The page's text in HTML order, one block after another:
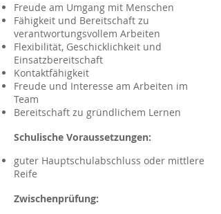
Freude am Umgang mit Menschen
Fähigkeit und Bereitschaft zu
verantwortungsvollem Arbeiten
Flexibilität, Geschicklichkeit und
Einsatzbereitschaft
Kontaktfähigkeit
Freude und Interesse am Arbeiten im
Team
Bereitschaft zu gründlichem Lernen
Schulische Voraussetzungen:
guter Hauptschulabschluss oder mittlere
Reife
Zwischenprüfung: